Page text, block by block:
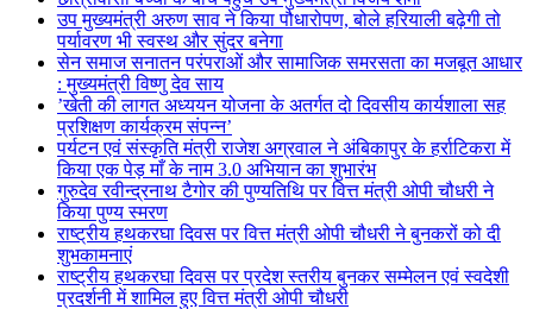
उप मुख्यमंत्री अरुण साव ने किया पौधारोपण, बोले हरियाली बढ़ेगी तो
पर्यावरण भी स्वस्थ और सुंदर बनेगा
सेन समाज सनातन परंपराओं और सामाजिक समरसता का मजबूत आधार
: मुख्यमंत्री विष्णु देव साय
’खेती की लागत अध्ययन योजना के अतर्गत दो दिवसीय कार्यशाला सह
प्रशिक्षण कार्यक्रम संपन्न’
पर्यटन एवं संस्कृति मंत्री राजेश अग्रवाल ने अंबिकापुर के हर्राटिकरा में
किया एक पेड़ माँ के नाम 3.0 अभियान का शुभारंभ
गुरुदेव रवीन्द्रनाथ टैगोर की पुण्यतिथि पर वित्त मंत्री ओपी चौधरी ने
किया पुण्य स्मरण
राष्ट्रीय हथकरघा दिवस पर वित्त मंत्री ओपी चौधरी ने बुनकरों को दी
शुभकामनाएं
राष्ट्रीय हथकरघा दिवस पर प्रदेश स्तरीय बुनकर सम्मेलन एवं स्वदेशी
प्रदर्शनी में शामिल हुए वित्त मंत्री ओपी चौधरी